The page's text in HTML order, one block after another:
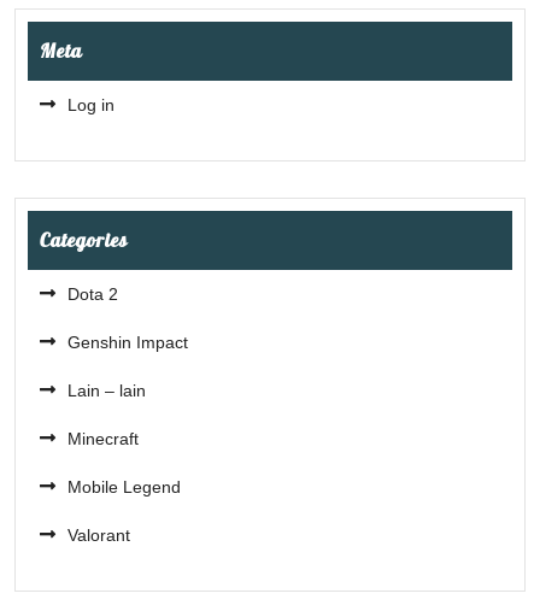
Meta
Log in
Categories
Dota 2
Genshin Impact
Lain – lain
Minecraft
Mobile Legend
Valorant